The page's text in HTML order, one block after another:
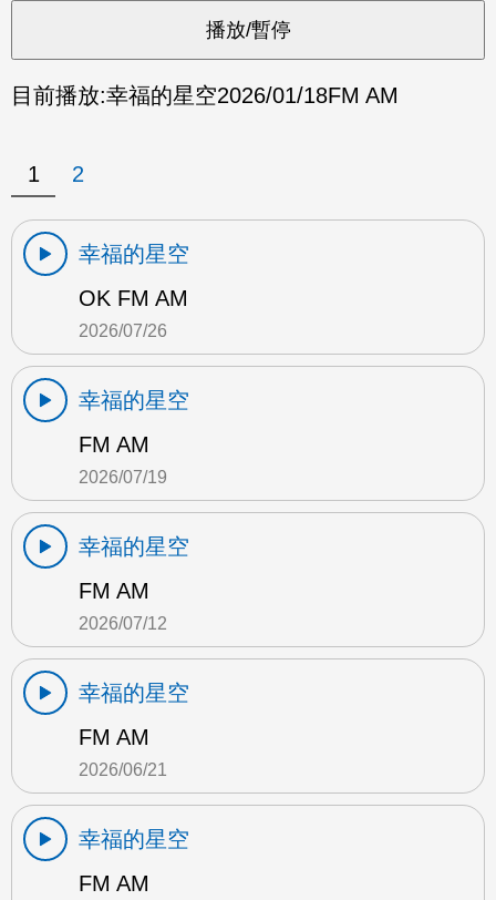
目前播放:幸福的星空2026/01/18FM AM
1 2
幸福的星空
OK FM AM
2026/07/26
幸福的星空
FM AM
2026/07/19
幸福的星空
FM AM
2026/07/12
幸福的星空
FM AM
2026/06/21
幸福的星空
FM AM